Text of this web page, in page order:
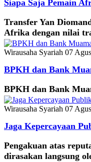
Siapa Saja Pemain
Transfer Yan
Afrika dengan nilai
Wirausaha Syariah 07
BPKH dan Bank
BPKH dan Bank
Wirausaha Syariah 07
Jaga Kepercayaan
Pengakuan atas
dirasakan langsung